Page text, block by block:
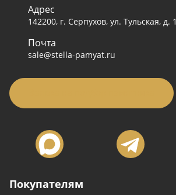
Покупателям
Адрес
142200, г. Серпухов, ул. Тульская, д. 1
Почта
sale@stella-pamyat.ru